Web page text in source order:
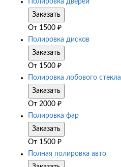
Полировка дверей
Заказать
От 1500 ₽
Полировка дисков
Заказать
От 1500 ₽
Полировка лобового стекла
Заказать
От 2000 ₽
Полировка фар
Заказать
От 1500 ₽
Полная полировка авто